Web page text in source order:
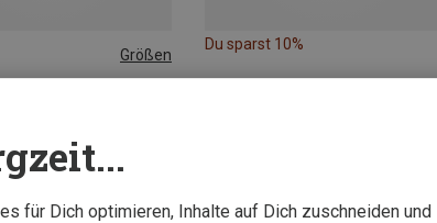
Größen
Du sparst 10%
für Dich optimieren, Inhalte auf Dich zuschneiden und